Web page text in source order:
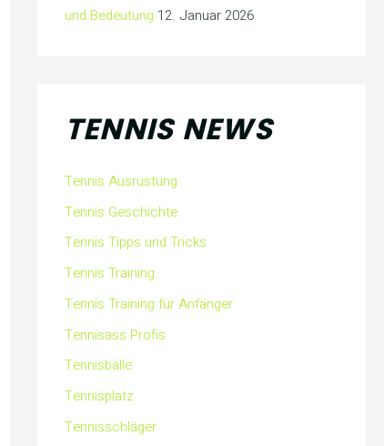
und Bedeutung 12. Januar 2026
TENNIS NEWS
Tennis Ausrüstung
Tennis Geschichte
Tennis Tipps und Tricks
Tennis Training
Tennis Training für Anfänger
Tennisass Profis
Tennisbälle
Tennisplatz
Tennisschläger